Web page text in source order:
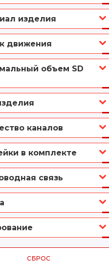
изделия
движения
объем SD
каналов
в комплекте
связь
СБРОС